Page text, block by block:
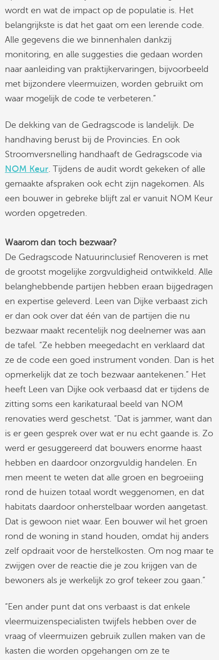
wordt en wat de impact op de populatie is. Het
belangrijkste is dat het gaat om een lerende code.
Alle gegevens die we binnenhalen dankzij
monitoring, en alle suggesties die gedaan worden
naar aanleiding van praktijkervaringen, bijvoorbeeld
met bijzondere vleermuizen, worden gebruikt om
waar mogelijk de code te verbeteren.”
De dekking van de Gedragscode is landelijk. De
handhaving berust bij de Provincies. En ook
Stroomversnelling handhaaft de Gedragscode via
NOM Keur. Tijdens de audit wordt gekeken of alle
gemaakte afspraken ook echt zijn nagekomen. Als
een bouwer in gebreke blijft zal er vanuit NOM Keur
worden opgetreden.
Waarom dan toch bezwaar?
De Gedragscode Natuurinclusief Renoveren is met
de grootst mogelijke zorgvuldigheid ontwikkeld. Alle
belanghebbende partijen hebben eraan bijgedragen
en expertise geleverd. Leen van Dijke verbaast zich
er dan ook over dat één van de partijen die nu
bezwaar maakt recentelijk nog deelnemer was aan
de tafel. “Ze hebben meegedacht en verklaard dat
ze de code een goed instrument vonden. Dan is het
opmerkelijk dat ze toch bezwaar aantekenen.” Het
heeft Leen van Dijke ook verbaasd dat er tijdens de
zitting soms een karikaturaal beeld van NOM
renovaties werd geschetst. “Dat is jammer, want dan
is er geen gesprek over wat er nu echt gaande is. Zo
werd er gesuggereerd dat bouwers enorme haast
hebben en daardoor onzorgvuldig handelen. En
men meent te weten dat alle groen en begroeiing
rond de huizen totaal wordt weggenomen, en dat
habitats daardoor onherstelbaar worden aangetast.
Dat is gewoon niet waar. Een bouwer wil het groen
rond de woning in stand houden, omdat hij anders
zelf opdraait voor de herstelkosten. Om nog maar te
zwijgen over de reactie die je zou krijgen van de
bewoners als je werkelijk zo grof tekeer zou gaan.”
“Een ander punt dat ons verbaast is dat enkele
vleermuizenspecialisten twijfels hebben over de
vraag of vleermuizen gebruik zullen maken van de
kasten die worden opgehangen om ze te